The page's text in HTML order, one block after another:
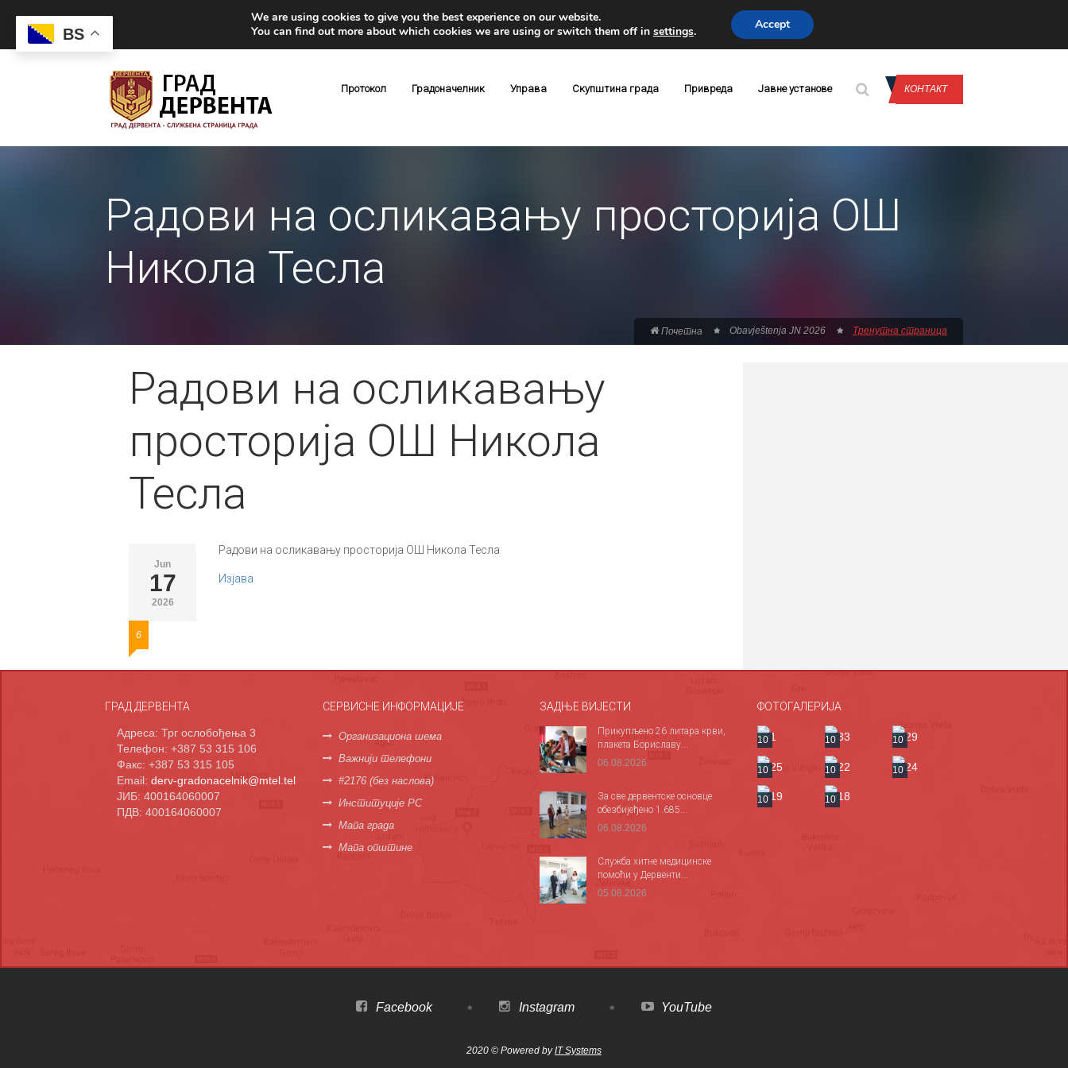
Протокол Градоначелник Управа Скупштина града Привреда Јавне установе КОНТАКТ
Радови на осликавању просторија ОШ
Никола Тесла
Почетна Obavještenja JN 2026 Тренутна страница
Радови на осликавању
просторија ОШ Никола
Тесла
Jun
17
2026
6
Радови на осликавању просторија ОШ Никола Тесла
Изјава
ГРАД ДЕРВЕНТА
Адреса: Трг ослобођења 3
Телефон: +387 53 315 106
Факс: +387 53 315 105
Email: derv-gradonacelnik@mtel.tel
ЈИБ: 400164060007
ПДВ: 400164060007
СЕРВИСНЕ ИНФОРМАЦИЈЕ
Организациона шема
Важнији телефони
#2176 (без наслова)
Институције РС
Мапа града
Мапа општине
ЗАДЊЕ ВИЈЕСТИ
Прикупљено 26 литара крви,
плакета Бориславу...
06.08.2026
За све дервентске основце
обезбијеђено 1.685...
06.08.2026
Служба хитне медицинске
помоћи у Дервенти...
05.08.2026
ФОТОГАЛЕРИЈА
10 10 10
10 10 10
10 10
Facebook Instagram YouTube
2020 © Powered byIT Systems
BS
We are using cookies to give you the best experience on our website.
You can find out more about which cookies we are using or switch them off in settings. Accept